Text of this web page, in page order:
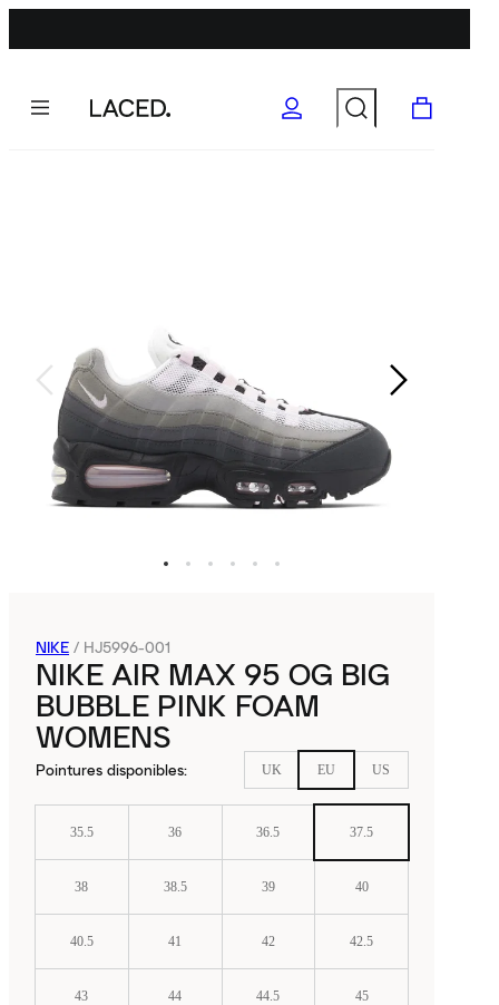
NIKE / HJ5996-001
NIKE AIR MAX 95 OG BIG
BUBBLE PINK FOAM
WOMENS
Pointures disponibles: UK EU US
35.5 36 36.5 37.5
38 38.5 39 40
40.5 41 42 42.5
43 44 44.5 45